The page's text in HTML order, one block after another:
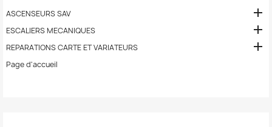
ASCENSEURS SAV 
ESCALIERS MECANIQUES 
REPARATIONS CARTE ET VARIATEURS 
Page d'accueil